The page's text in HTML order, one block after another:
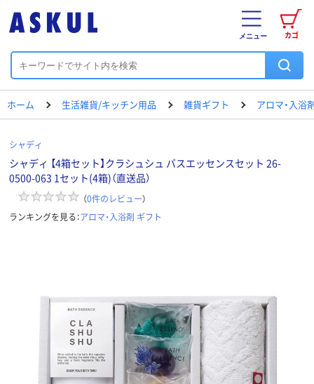
カゴ
メニュー
ホーム 生活雑貨/キッチン用品 雑貨ギフト アロマ・入浴
シャディ
シャディ 【4箱セット】クラシュシュ バスエッセンスセット 26-
0500-063 1セット(4箱)（直送品）
（0件のレビュー）
ランキングを見る：アロマ・入浴剤 ギフト